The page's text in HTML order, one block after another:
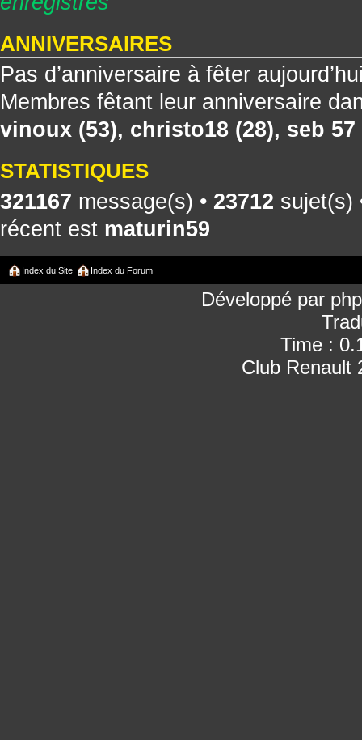
ANNIVERSAIRES
Pas d’anniversaire à fêter
Membres fêtant leur anniversaire
vinoux (53), christo18 (28), seb 57
STATISTIQUES
321167 message(s) • 23712 sujet(s)
récent est maturin59
Index du Site Index du Forum
Développé par
Time :
Club Renault